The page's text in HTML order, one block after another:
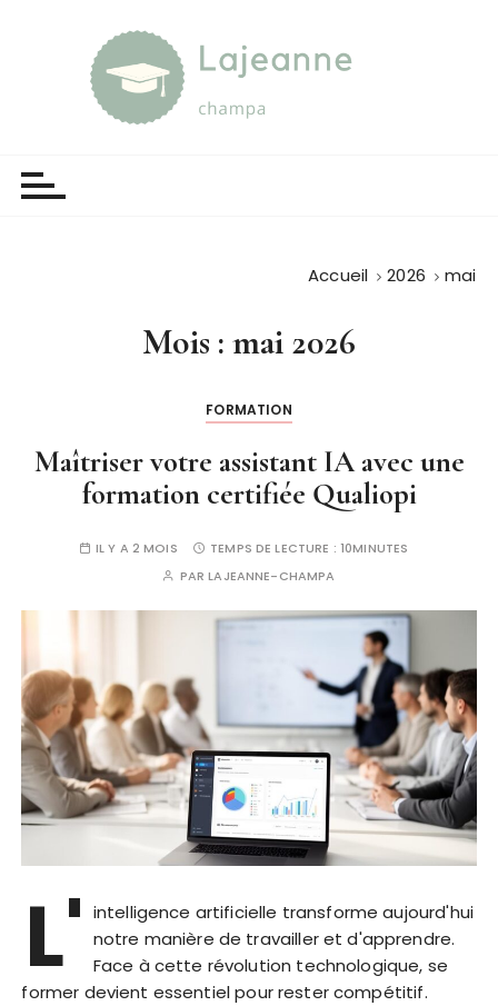
Accueil 2026 mai
Mois : mai 2026
FORMATION
Maîtriser votre assistant IA avec une
formation certifiée Qualiopi
IL Y A 2 MOIS TEMPS DE LECTURE : 10MINUTES
PARLAJEANNE-CHAMPA
L' intelligence artificielle transforme aujourd'hui
notre manière de travailler et d'apprendre.
Face à cette révolution technologique, se
former devient essentiel pour rester compétitif.